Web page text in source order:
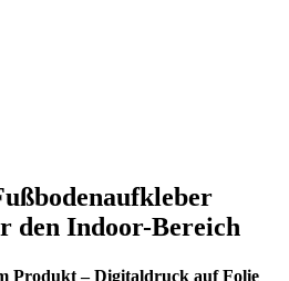
den Indoor-Bereich
Produkt – Digitaldruck auf Folie